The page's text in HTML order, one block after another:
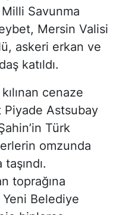
Savunma
Mersin Valisi
askeri erkan ve
katıldı.
cenaze
Piyade Astsubay
Türk
omzunda
toprağına
Belediye